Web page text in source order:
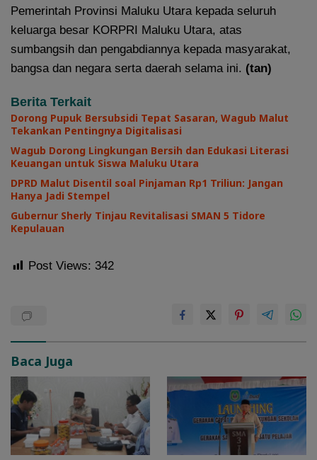
Pemerintah Provinsi Maluku Utara kepada seluruh
keluarga besar KORPRI Maluku Utara, atas
sumbangsih dan pengabdiannya kepada masyarakat,
bangsa dan negara serta daerah selama ini. (tan)
Berita Terkait
Dorong Pupuk Bersubsidi Tepat Sasaran, Wagub Malut
Tekankan Pentingnya Digitalisasi
Wagub Dorong Lingkungan Bersih dan Edukasi Literasi
Keuangan untuk Siswa Maluku Utara
DPRD Malut Disentil soal Pinjaman Rp1 Triliun: Jangan
Hanya Jadi Stempel
Gubernur Sherly Tinjau Revitalisasi SMAN 5 Tidore
Kepulauan
Post Views: 342
Baca Juga